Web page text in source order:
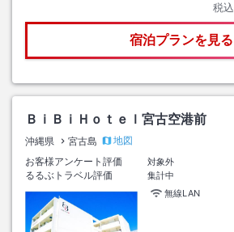
税込
宿泊プランを見る
ＢｉＢｉＨｏｔｅｌ宮古空港前
沖縄県 宮古島
地図
お客様アンケート評価
対象外
るるぶトラベル評価
集計中
無線LAN